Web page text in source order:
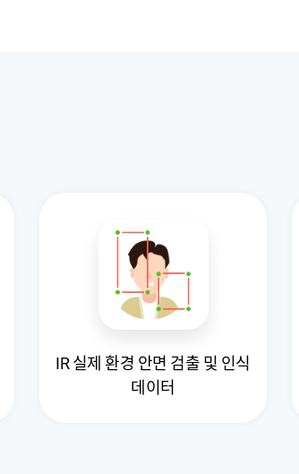
IR 실제 환경 안면 검출 및 인식
데이터